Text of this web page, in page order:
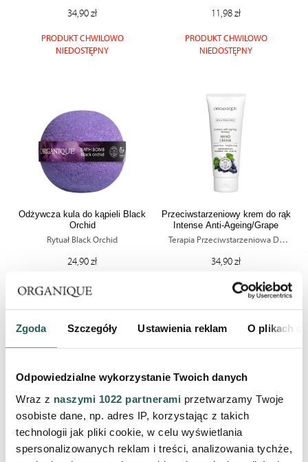
Zgoda Szczegóły Ustawienia reklam O plikach
Odpowiedzialne wykorzystanie Twoich danych
Wraz z naszymi 1022 partnerami przetwarzamy Twoje
osobiste dane, np. adres IP, korzystając z takich
technologii jak pliki cookie, w celu wyświetlania
spersonalizowanych reklam i treści, analizowania tychże,
34,90 zł
PRODUKT CHWILOWO
NIEDOSTĘPNY
11,98 zł
PRODUKT CHWILOWO
NIEDOSTĘPNY
Odżywcza kula do kąpieli Black
Orchid
Rytuał Black Orchid
24,90 zł
PRODUKT CHWILOWO
NIEDOSTĘPNY
Przeciwstarzeniowy krem do rąk
Intense Anti-Ageing/Grape
Terapia Przeciwstarzeniowa Do
34,90 zł
PRODUKT CHWILOWO
NIEDOSTĘPNY